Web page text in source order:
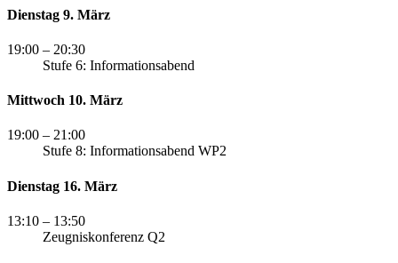
Dienstag 9. März
19:00 – 20:30
Stufe 6: Informationsabend
Mittwoch 10. März
19:00 – 21:00
Stufe 8: Informationsabend WP2
Dienstag 16. März
13:10 – 13:50
Zeugniskonferenz Q2